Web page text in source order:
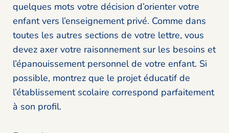
quelques mots votre décision d’orienter votre
enfant vers l’enseignement privé. Comme dans
toutes les autres sections de votre lettre, vous
devez axer votre raisonnement sur les besoins et
l’épanouissement personnel de votre enfant. Si
possible, montrez que le projet éducatif de
l’établissement scolaire correspond parfaitement
à son profil.